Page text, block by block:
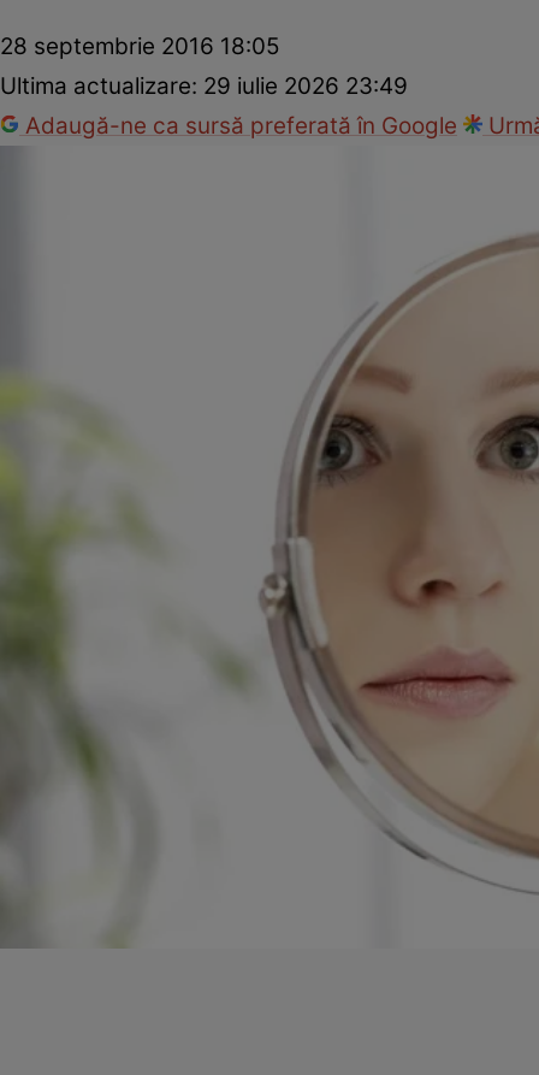
28 septembrie 2016 18:05
Ultima actualizare: 29 iulie 2026 23:49
Adaugă-ne ca sursă preferată în Google